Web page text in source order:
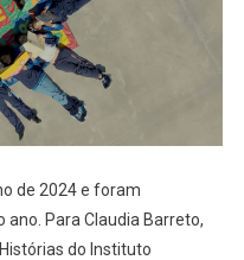
de 2024 e foram
Para Claudia Barreto,
do Instituto